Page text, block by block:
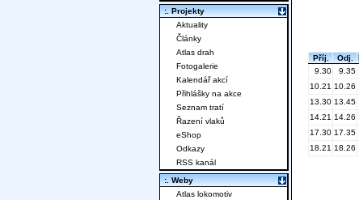
Příj. Odj.
9.30
9.35
10.21 10.26
13.30 13.45
14.21 14.26
17.30 17.35
18.21 18.26
:. Projekty
Aktuality
Články
Atlas drah
Fotogalerie
Kalendář akcí
Přihlášky na akce
Seznam tratí
Řazení vlaků
eShop
Odkazy
RSS kanál
:. Weby
Atlas lokomotiv